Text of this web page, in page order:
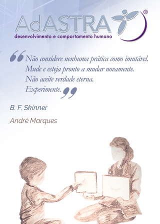
B. F. Skinner
André Marques